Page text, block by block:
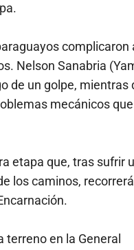
complicaron
Nelson Sanabria
de un golpe, mientras
mecánicos
etapa que, tras sufrir
los caminos,
en la General